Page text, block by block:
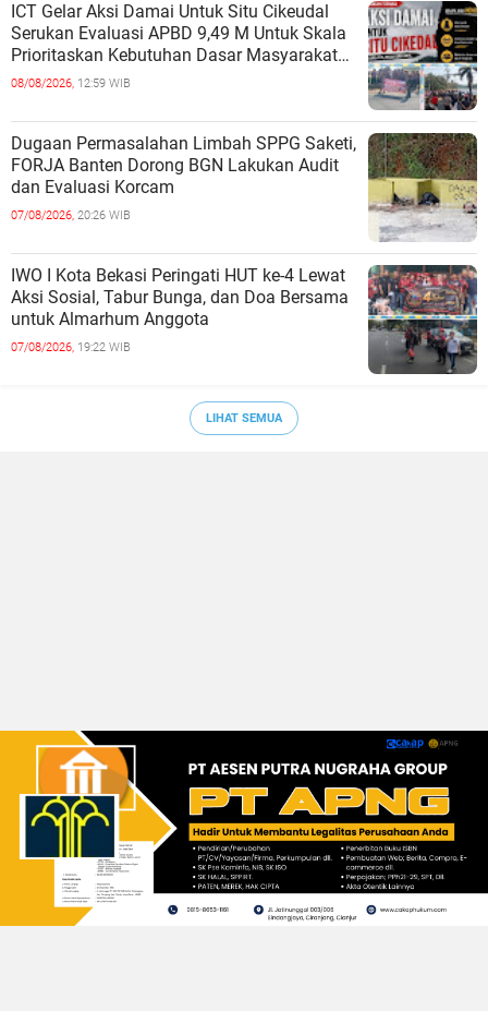
ICT Gelar Aksi Damai Untuk Situ Cikeudal
Serukan Evaluasi APBD 9,49 M Untuk Skala
Prioritaskan Kebutuhan Dasar Masyarakat
Belum Saat nya Butuh Kawasa
08/08/2026, 12:59 WIB
Dugaan Permasalahan Limbah SPPG Saketi,
FORJA Banten Dorong BGN Lakukan Audit
dan Evaluasi Korcam
07/08/2026, 20:26 WIB
IWO I Kota Bekasi Peringati HUT ke-4 Lewat
Aksi Sosial, Tabur Bunga, dan Doa Bersama
untuk Almarhum Anggota
07/08/2026, 19:22 WIB
LIHAT SEMUA